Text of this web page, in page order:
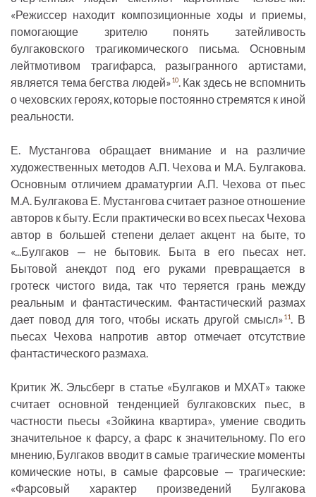
«Режиссер находит композиционные ходы и приемы,
помогающие зрителю понять затейливость
булгаковского трагикомического письма. Основным
лейтмотивом трагифарса, разыгранного артистами,
является тема бегства людей»10. Как здесь не вспомнить
о чеховских героях, которые постоянно стремятся к иной
реальности.
Е. Мустангова обращает внимание и на различие
художественных методов А.П. Чехова и М.А. Булгакова.
Основным отличием драматургии А.П. Чехова от пьес
М.А. Булгакова Е. Мустангова считает разное отношение
авторов к быту. Если практически во всех пьесах Чехова
автор в большей степени делает акцент на быте, то
«...Булгаков — не бытовик. Быта в его пьесах нет.
Бытовой анекдот под его руками превращается в
гротеск чистого вида, так что теряется грань между
реальным и фантастическим. Фантастический размах
дает повод для того, чтобы искать другой смысл»11. В
пьесах Чехова напротив автор отмечает отсутствие
фантастического размаха.
Критик Ж. Эльсберг в статье «Булгаков и МХАТ» также
считает основной тенденцией булгаковских пьес, в
частности пьесы «Зойкина квартира», умение сводить
значительное к фарсу, а фарс к значительному. По его
мнению, Булгаков вводит в самые трагические моменты
комические ноты, в самые фарсовые — трагические:
«Фарсовый характер произведений Булгакова